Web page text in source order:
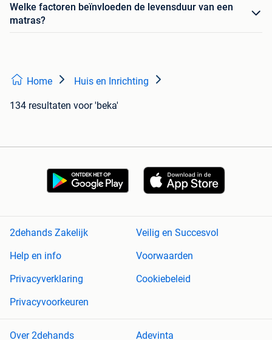
Welke factoren beïnvloeden de levensduur van een
matras?
Home Huis en Inrichting
134 resultaten voor 'beka'
2dehands Zakelijk
Veilig en Succesvol
Help en info
Voorwaarden
Privacyverklaring
Cookiebeleid
Privacyvoorkeuren
Over 2dehands Adevinta